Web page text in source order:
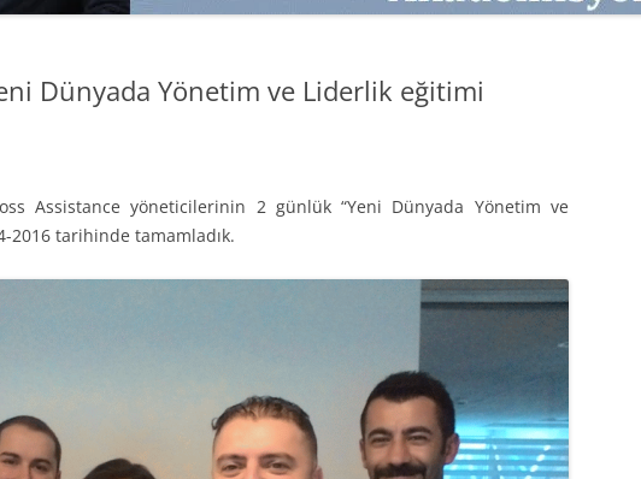
INTERDISCIPLINARY REFLECTIONS
HIZLI MODA TÜKETICILERININ
PAZARLAMADA YENI USTALIK
PAZARLAMA TEMELLERI
PAZARLAMA MUCIZE DEĞILDIR
PAZARLAMA CANAVARI
SATMAK
Dünyada Yönetim ve Liderlik eğitimi
Assistance yöneticilerinin 2 günlük “Yeni Dünyada Yönetim ve
2016 tarihinde tamamladık.